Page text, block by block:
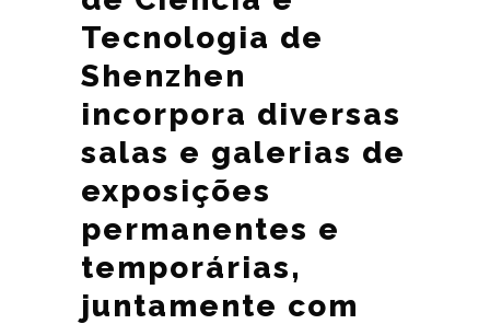
Tecnologia de
Shenzhen
incorpora diversas
salas e galerias de
exposições
permanentes e
temporárias,
juntamente com